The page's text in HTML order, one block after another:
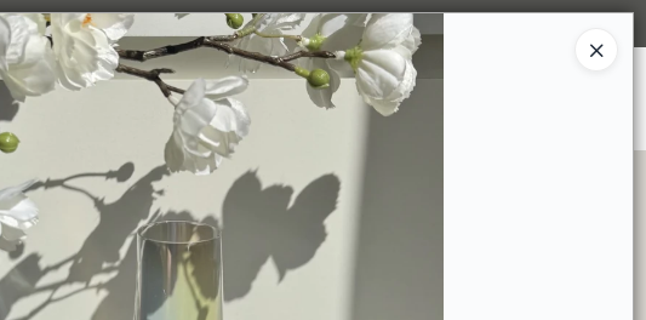
Ingresar a la Tienda
TIENDA MINORISTA